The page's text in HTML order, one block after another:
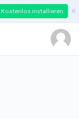
Kostenlos installieren ×